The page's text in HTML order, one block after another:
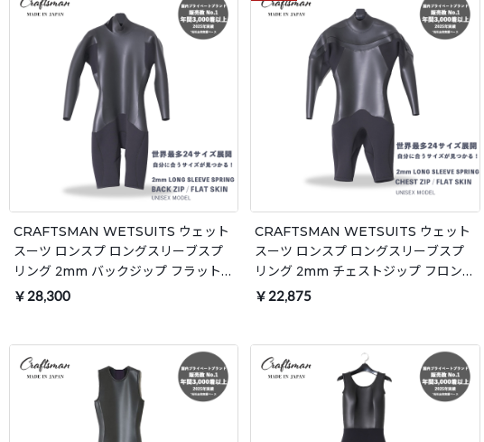
CRAFTSMAN WETSUITS ウェット
スーツ ロンスプ ロングスリーブスプ
リング 2mm バックジップ フラットス
キン ラバー ユニセックス 日本製 サー
￥28,300
CRAFTSMAN WETSUITS ウェット
スーツ ロンスプ ロングスリーブスプ
リング 2mm チェストジップ フロント
ジップ フラットスキン ラバー ユニセ
￥22,875